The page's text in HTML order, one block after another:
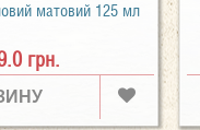
матовий 125 мл
грн.